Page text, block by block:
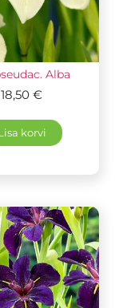
Alba
18,50 €
korvi